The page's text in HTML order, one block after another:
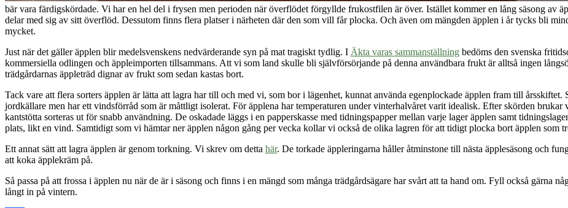
bär vara färdigskördade. Vi har en hel del i frysen men perioden när överflödet förgyllde frukostfilen är över. Istället kommer en lång säsong av
delar med sig av sitt överflöd. Dessutom finns flera platser i närheten där den som vill får plocka. Och även om mängden äpplen i år tycks bli
mycket.
Just när det gäller äpplen blir medelsvenskens nedvärderande syn på mat tragiskt tydlig. I Äkta varas sammanställning bedöms den svenska
kommersiella odlingen och äppleimporten tillsammans. Att vi som land skulle bli självförsörjande på denna användbara frukt är alltså ingen
trädgårdarnas äppleträd dignar av frukt som sedan kastas bort.
Tack vare att flera sorters äpplen är lätta att lagra har till och med vi, som bor i lägenhet, kunnat använda egenplockade äpplen fram till
jordkällare men har ett vindsförråd som är måttligt isolerat. För äpplena har temperaturen under vinterhalvåret varit idealisk. Efter skörden
kantstötta sorteras ut för snabb användning. De oskadade läggs i en papperskasse med tidningspapper mellan varje lager äpplen samt
plats, likt en vind. Samtidigt som vi hämtar ner äpplen någon gång per vecka kollar vi också de olika lagren för att tidigt plocka bort äpplen som
Ett annat sätt att lagra äpplen är genom torkning. Vi skrev om detta här. De torkade äppleringarna håller åtminstone till nästa äpplesäsong och
att koka äpplekräm på.
Så passa på att frossa i äpplen nu när de är i säsong och finns i en mängd som många trädgårdsägare har svårt att ta hand om. Fyll också gärna
långt in på vintern.